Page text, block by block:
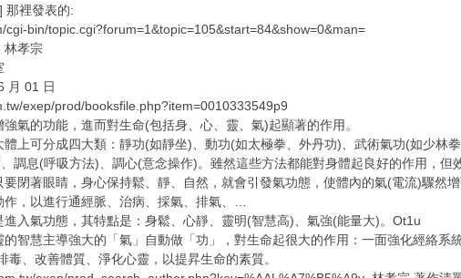
那裡發表的:
cgi-bin/topic.cgi?forum=1&topic=105&start=84&show=0&man=
林孝宗
月 01 日
exep/prod/booksfile.php?item=0010333549p9
氣的功能，進而對生命(包括身、心、靈、氣)起顯著的作用。
可分成四大類：靜功(如靜坐)、動功(如太極拳、外丹功)、武術氣功(如少林
調息(呼吸方法)、調心(意念操作)。雖然這些方法都能對身體起良好的作用，
著眼睛，身心保持鬆、靜、自然，就會引發氣功態，使體內的氣(電流)驟然
，以進行通經脈、治病、採氣、排氣、…
氣功態，其特點是：身鬆、心靜、靈明(智慧高)、氣強(能量大)。Ot1u
主導強大的「氣」自動做「功」，對生命起很大的作用：一面強化經絡系
毒、改善體質、淨化心靈，以提昇生命的素質。